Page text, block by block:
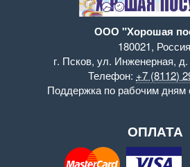
ООО "Хорошая
180021, Россия
г. Псков, ул. Инженерная, д.
Телефон: +7 (8112)
Поддержка по рабочим дням
ОПЛАТА